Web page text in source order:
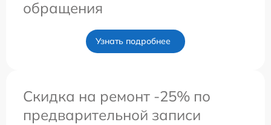
обращения
Узнать подробнее
Скидка на ремонт -25% по
предварительной записи